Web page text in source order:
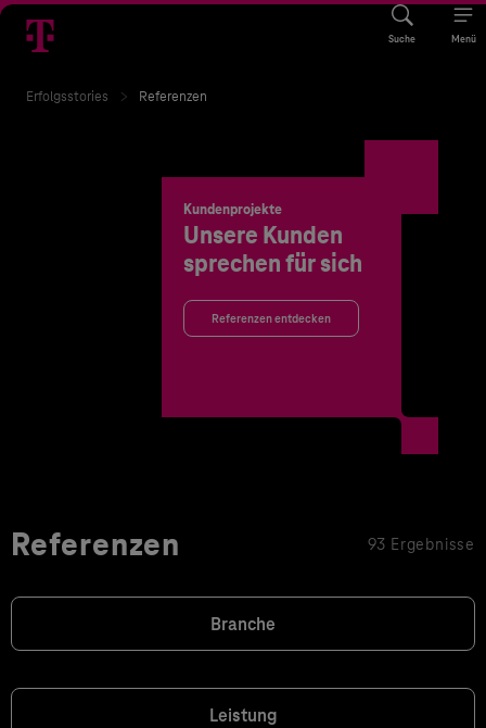
Suche Menü
Erfolgsstories Referenzen
Kundenprojekte
Unsere Kunden
sprechen für sich
Referenzen entdecken
Referenzen 93 Ergebnisse
Branche
Leistung